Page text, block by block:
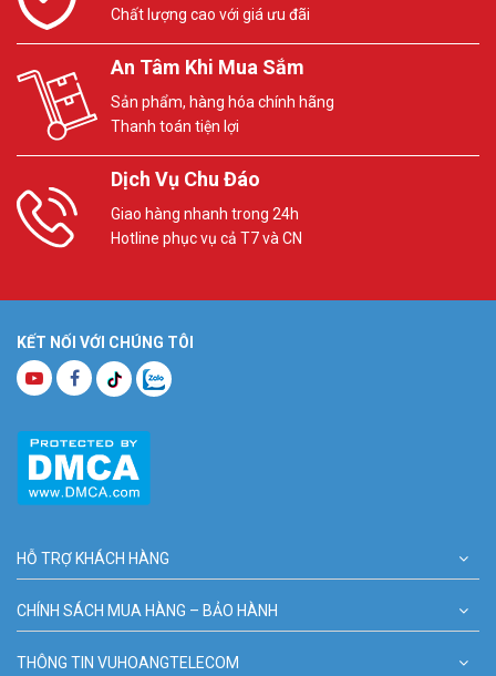
Chất lượng cao với giá ưu đãi
An Tâm Khi Mua Sắm
Sản phẩm, hàng hóa chính hãng
Thanh toán tiện lợi
Dịch Vụ Chu Đáo
Giao hàng nhanh trong 24h
Hotline phục vụ cả T7 và CN
KẾT NỐI VỚI CHÚNG TÔI
HỖ TRỢ KHÁCH HÀNG
CHÍNH SÁCH MUA HÀNG – BẢO HÀNH
THÔNG TIN VUHOANGTELECOM